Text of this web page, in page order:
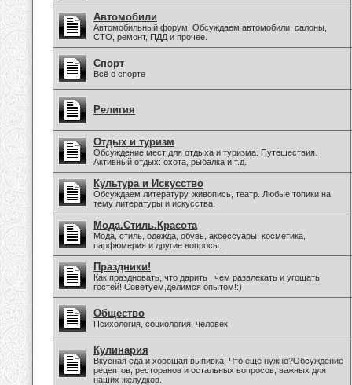
Автомобили
Автомобильный форум. Обсуждаем автомобили, салоны,
СТО, ремонт, ПДД и прочее.
Спорт
Всё о спорте
Религия
Отдых и туризм
Обсуждение мест для отдыха и туризма. Путешествия.
Активный отдых: охота, рыбалка и т.д.
Культура и Искусство
Обсуждаем литературу, живопись, театр. Любые топики на
тему литературы и искусства.
Мода.Стиль.Красота
Мода, стиль, одежда, обувь, аксессуары, косметика,
парфюмерия и другие вопросы.
Праздники!
Как праздновать, что дарить , чем развлекать и угощать
гостей! Советуем,делимся опытом!:)
Общество
Психология, социология, человек
Кулинария
Вкусная еда и хорошая выпивка! Что еще нужно?Обсуждение
рецептов, ресторанов и остальных вопросов, важных для
наших желудков.